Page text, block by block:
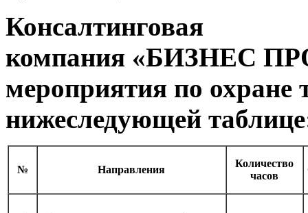
Консалтинговая
компания «БИЗНЕС
мероприятия по охране
нижеследующей
№ Направления
Количество
часов